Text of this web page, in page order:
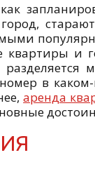
квартиры и
в
аренда